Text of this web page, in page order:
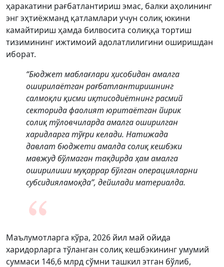
ҳаракатини рағбатлантириш эмас, балки аҳолининг
энг эҳтиёжманд қатламлари учун солиқ юкини
камайтириш ҳамда билвосита солиққа тортиш
тизимининг ижтимоий адолатлилигини оширишдан
иборат.
“Бюджет маблағлари ҳисобидан амалга
оширилаётган рағбатлантиришнинг
салмоқли қисми иқтисодиётнинг расмий
секторида фаолият юритаётган йирик
солиқ тўловчиларда амалга оширилган
харидларга тўғри келади. Натижада
давлат бюджети амалда солиқ кешбэки
мавжуд бўлмаган тақдирда ҳам амалга
оширилиши муқаррар бўлган операцияларни
субсидияламоқда”, дейилади материалда.
Маълумотларга кўра, 2026 йил май ойида
харидорларга тўланган солиқ кешбэкининг умумий
суммаси 146,6 млрд сўмни ташкил этган бўлиб,